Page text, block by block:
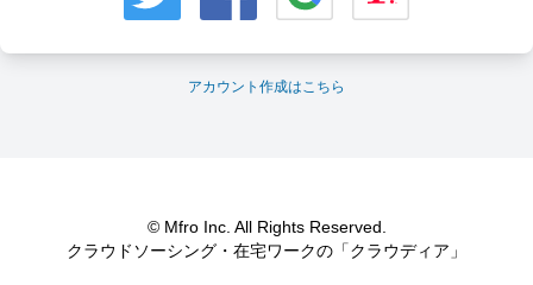
アカウント作成はこちら
© Mfro Inc. All Rights Reserved.
クラウドソーシング・在宅ワークの「クラウディア」